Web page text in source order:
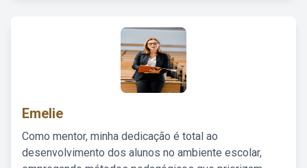
Emelie
Como mentor, minha dedicação é total ao
desenvolvimento dos alunos no ambiente escolar,